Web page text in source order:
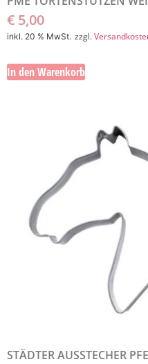
€ 5,00
inkl. 20 % MwSt. zzgl.
In den Warenkorb
STÄDTER AUSSTECHER